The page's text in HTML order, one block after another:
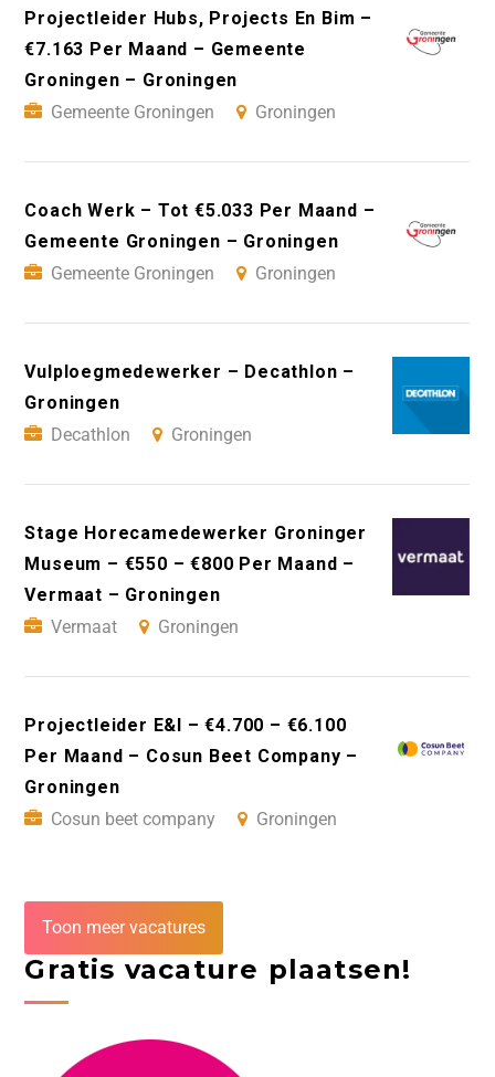
Projectleider Hubs, Projects En Bim –
€7.163 Per Maand – Gemeente
Groningen – Groningen
Gemeente Groningen
Groningen
Coach Werk – Tot €5.033 Per Maand –
Gemeente Groningen – Groningen
Gemeente Groningen
Groningen
Vulploegmedewerker – Decathlon –
Groningen
Decathlon
Groningen
Stage Horecamedewerker Groninger
Museum – €550 – €800 Per Maand –
Vermaat – Groningen
Vermaat
Groningen
Projectleider E&I – €4.700 – €6.100
Per Maand – Cosun Beet Company –
Groningen
Cosun beet company
Groningen
Toon meer vacatures
Gratis vacature plaatsen!